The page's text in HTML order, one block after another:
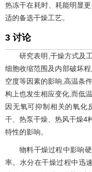
热冻干在耗时、耗能明显
适的备选干燥工艺。
3 讨论
研究表明,干燥方式及
细胞收缩范围及内部破坏
空度等因素的影响,高温条
构上也发生相应变化,而低
因无氧可抑制相关的氧化
干、热泵干燥、热风干燥4
特性的影响。
物料干燥过程中影响
率。水分在干燥过程中迅